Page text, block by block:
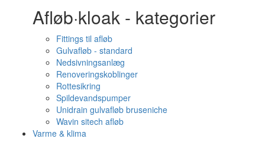
Afløb·kloak - kategorier
Fittings til afløb
Gulvafløb - standard
Nedsivningsanlæg
Renoveringskoblinger
Rottesikring
Spildevandspumper
Unidrain gulvafløb bruseniche
Wavin sitech afløb
Varme & klima